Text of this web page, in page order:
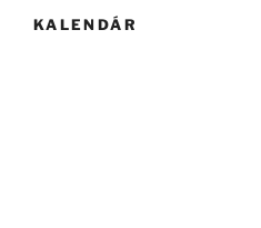
KALENDÁR